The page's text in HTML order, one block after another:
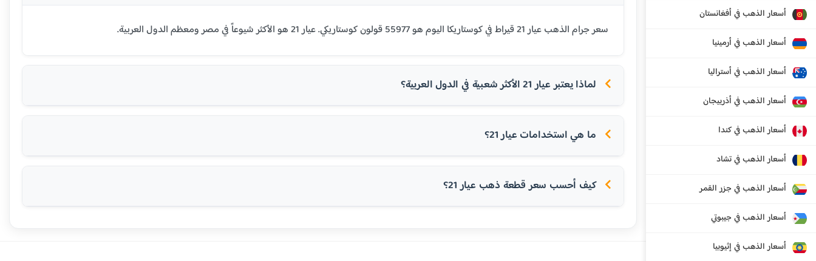
أسعار الذهب في أفغانستان
أسعار الذهب في أرمينيا
أسعار الذهب في أستراليا
أسعار الذهب في أذربيجان
أسعار الذهب في كندا
أسعار الذهب في تشاد
أسعار الذهب في جزر القمر
أسعار الذهب في جيبوتي
أسعار الذهب في إثيوبيا
سعر جرام الذهب عيار 21 قيراط في كوستاريكا اليوم هو 55977 قولون كوستاريكي. عيار 21 هو الأكثر شيوعاً في مصر ومعظم الدول العربية.
لماذا يعتبر عيار 21 الأكثر شعبية في الدول العربية؟
ما هي استخدامات عيار 21؟
كيف أحسب سعر قطعة ذهب عيار 21؟